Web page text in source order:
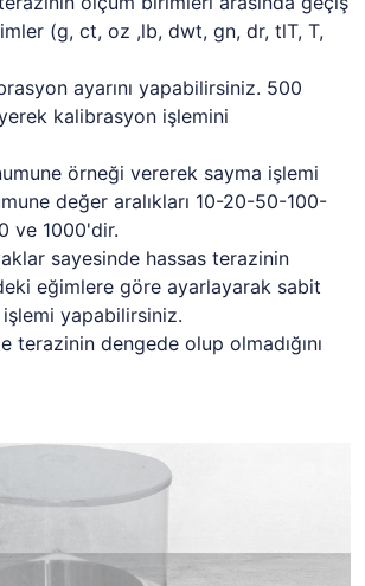
(g, ct, oz ,lb, dwt, gn, dr, tlT, T,
ayarını yapabilirsiniz. 500
kalibrasyon işlemini
örneği vererek sayma işlemi
değer aralıkları 10-20-50-100-
ve 1000'dir.
sayesinde hassas terazinin
eğimlere göre ayarlayarak sabit
yapabilirsiniz.
terazinin dengede olup olmadığını